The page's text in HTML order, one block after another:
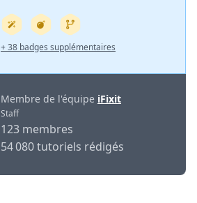
+ 38 badges supplémentaires
Membre de l'équipe iFixit
Staff
123 membres
54 080 tutoriels rédigés